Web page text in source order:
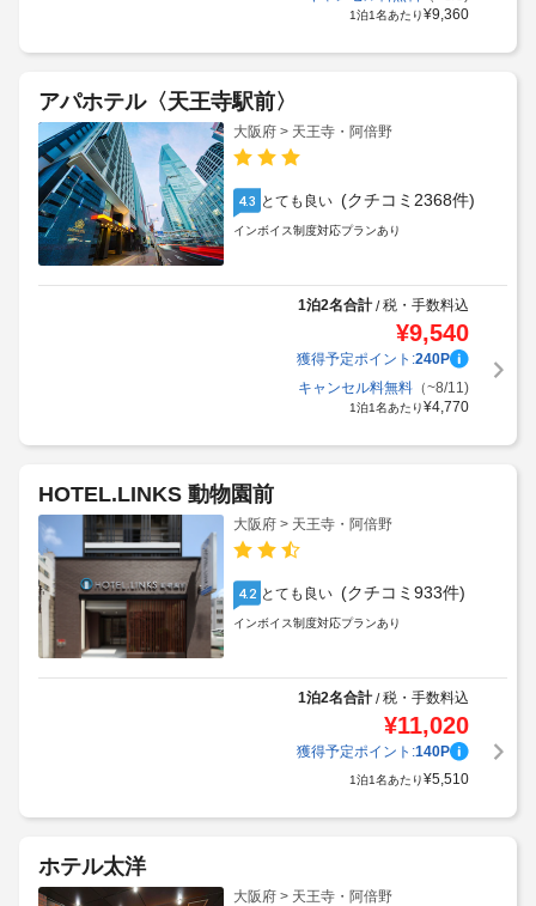
1泊1名あたり¥9,360
アパホテル〈天王寺駅前〉
大阪府 > 天王寺・阿倍野
4.3 とても良い (クチコミ2368件)
インボイス制度対応プランあり
1泊2名合計/税・手数料込
¥9,540
獲得予定ポイント:240P
キャンセル料無料（~8/11)
1泊1名あたり¥4,770
HOTEL.LINKS 動物園前
大阪府 > 天王寺・阿倍野
4.2 とても良い (クチコミ933件)
インボイス制度対応プランあり
1泊2名合計/税・手数料込
¥11,020
獲得予定ポイント:140P
1泊1名あたり¥5,510
ホテル太洋
大阪府 > 天王寺・阿倍野